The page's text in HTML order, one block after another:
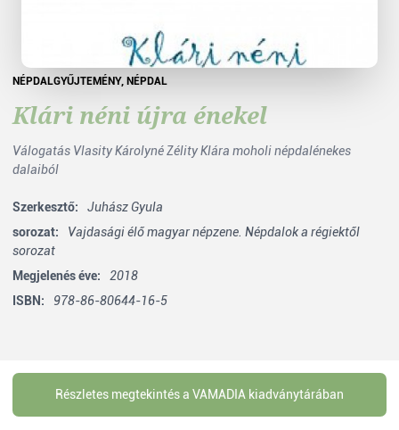
NÉPDALGYŰJTEMÉNY, NÉPDAL
Klári néni újra énekel
Válogatás Vlasity Károlyné Zélity Klára moholi népdalénekes
dalaiból
Szerkesztő:
Juhász Gyula
sorozat:
Vajdasági élő magyar népzene. Népdalok a régiektől
sorozat
Megjelenés éve:
2018
ISBN:
978-86-80644-16-5
Részletes megtekintés a VAMADIA kiadványtárában